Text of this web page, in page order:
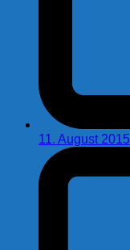
11. August 2015